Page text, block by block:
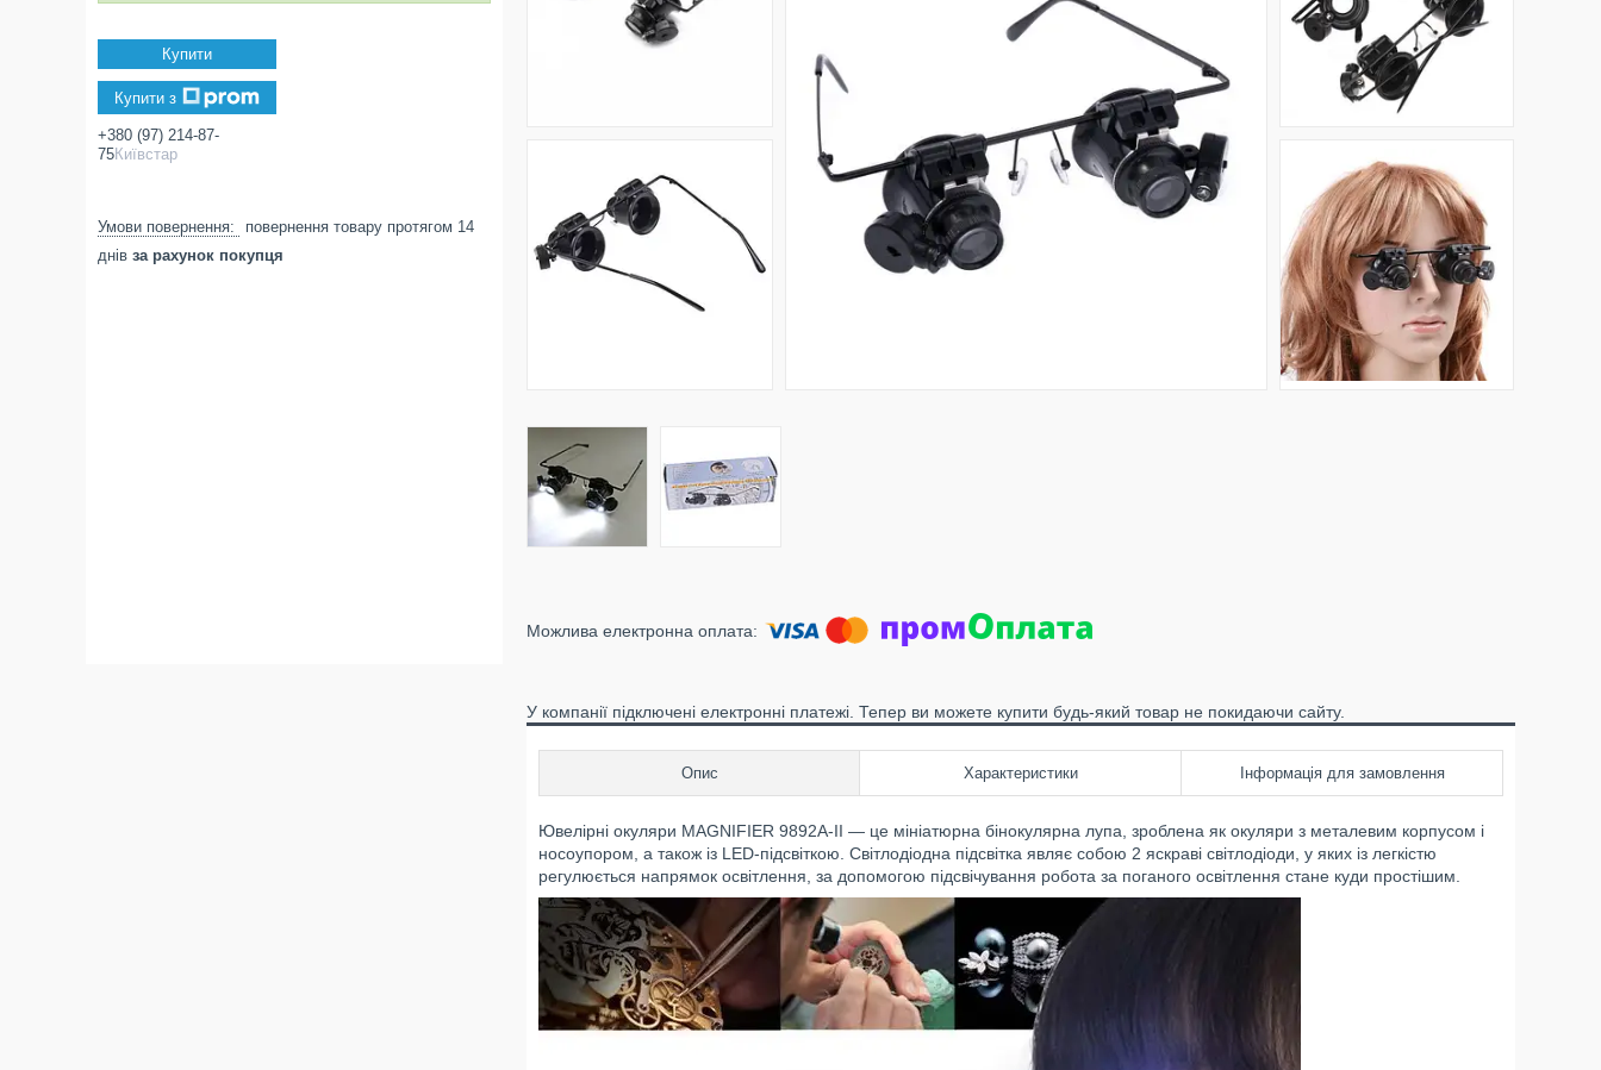
У компанії підключені електронні платежі. Тепер ви можете купити будь-який товар не покидаючи сайту.
Опис Характеристики Інформація для замовлення
Ювелірні окуляри MAGNIFIER 9892A-II — це мініатюрна бінокулярна лупа, зроблена як окуляри з металевим корпусом і
носоупором, а також із LED-підсвіткою. Світлодіодна підсвітка являє собою 2 яскраві світлодіоди, у яких із легкістю
регулюється напрямок освітлення, за допомогою підсвічування робота за поганого освітлення стане куди простішим.
Купити
Купити з
+380 (97) 214-87-
75Київстар
повернення товару протягом 14
днів за рахунок покупця